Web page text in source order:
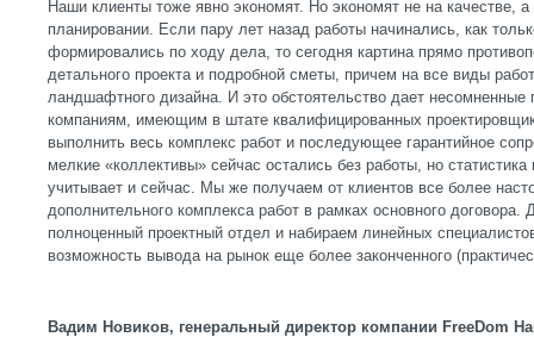
Наши клиенты тоже явно экономят. Но экономят не на качестве, а
планировании. Если пару лет назад работы начинались, как
формировались по ходу дела, то сегодня картина прямо
детального проекта и подробной сметы, причем на все виды
ландшафтного дизайна. И это обстоятельство дает
компаниям, имеющим в штате квалифицированных
выполнить весь комплекс работ и последующее гарантийное
мелкие «коллективы» сейчас остались без работы, но
учитывает и сейчас. Мы же получаем от клиентов все более
дополнительного комплекса работ в рамках основного
полноценный проектный отдел и набираем линейных
возможность вывода на рынок еще более законченного
Вадим Новиков, генеральный директор компании FreeDom